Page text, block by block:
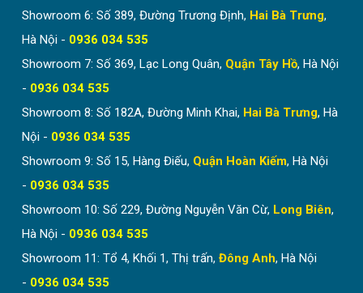
Showroom 6: Số 389, Đường Trương Định, Hai Bà Trưng,
Hà Nội - 0936 034 535
Showroom 7: Số 369, Lạc Long Quân, Quận Tây Hồ, Hà Nội
- 0936 034 535
Showroom 8: Số 182A, Đường Minh Khai, Hai Bà Trưng, Hà
Nội - 0936 034 535
Showroom 9: Số 15, Hàng Điếu, Quận Hoàn Kiếm, Hà Nội
- 0936 034 535
Showroom 10: Số 229, Đường Nguyễn Văn Cừ, Long Biên,
Hà Nội - 0936 034 535
Showroom 11: Tổ 4, Khối 1, Thị trấn, Đông Anh, Hà Nội
- 0936 034 535